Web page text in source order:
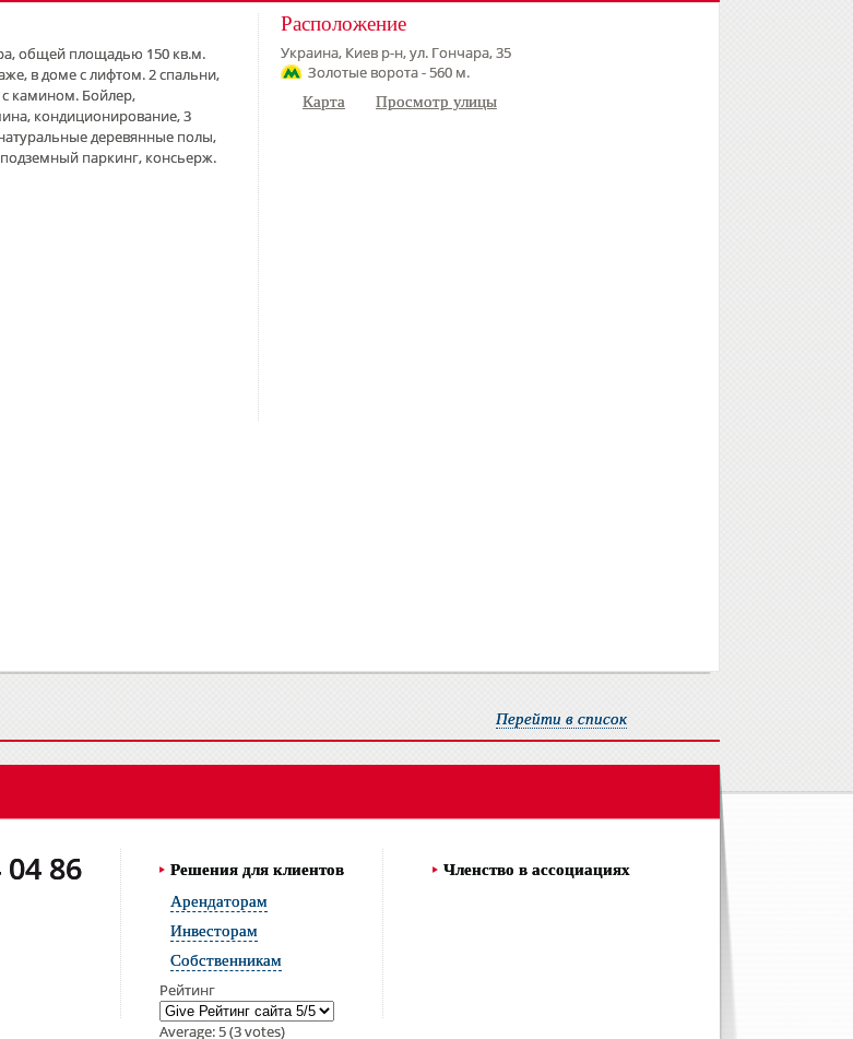
общей площадью 150 кв.м.
в доме с лифтом. 2 спальни,
с камином. Бойлер,
кондиционирование, 3
деревянные полы,
паркинг, консьерж.
Расположение
Украина, Киев р-н, ул. Гончара, 35
Золотые ворота - 560 м.
Карта Просмотр улицы
Перейти в список
04 86
Решения для клиентов
Арендаторам
Инвесторам
Собственникам
Рейтинг
Average:5(3votes)
Членство в ассоциациях